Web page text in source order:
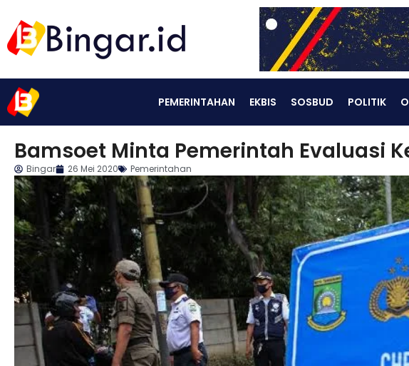
PEMERINTAHAN EKBIS SOSBUD POLITIK
Bamsoet Minta Pemerintah Evaluasi
Bingar 26 Mei 2020 Pemerintahan